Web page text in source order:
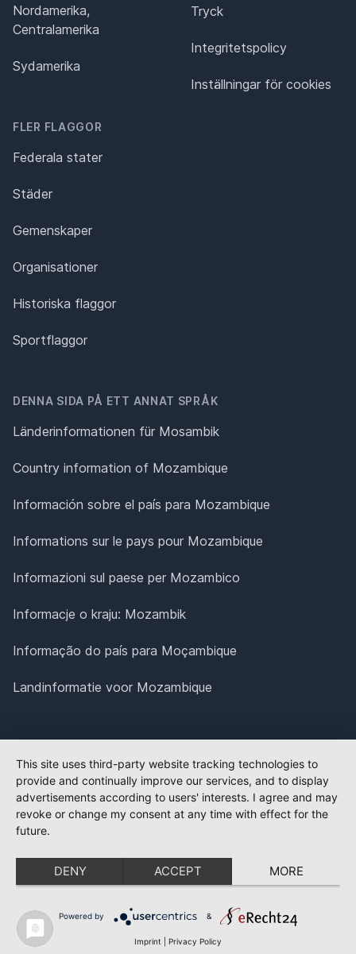
Nordamerika,
Centralamerika
Sydamerika
FLER FLAGGOR
Federala stater
Städer
Gemenskaper
Organisationer
Historiska flaggor
Sportflaggor
Tryck
Integritetspolicy
Inställningar för cookies
DENNA SIDA PÅ ETT ANNAT SPRÅK
Länderinformationen für Mosambik
Country information of Mozambique
Información sobre el país para Mozambique
Informations sur le pays pour Mozambique
Informazioni sul paese per Mozambico
Informacje o kraju: Mozambik
Informação do país para Moçambique
Landinformatie voor Mozambique
This site uses third-party website tracking technologies to
provide and continually improve our services, and to display
advertisements according to users' interests. I agree and may
revoke or change my consent at any time with effect for the
future.
DENY ACCEPT MORE
Powered by &
Imprint Privacy Policy